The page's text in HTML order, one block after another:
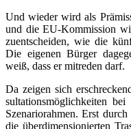
Und wie­der wird als
und die EU-Kom­mis­si­on
zu­ent­schei­den, wie die
Die eige­nen Bür­ger
weiß, dass er mit­re­den darf.
Da zei­gen sich
sul­ta­ti­ons­mög­lich­kei­ten
Sze­na­rio­rah­men. Erst
die über­di­men­sio­nier­ten